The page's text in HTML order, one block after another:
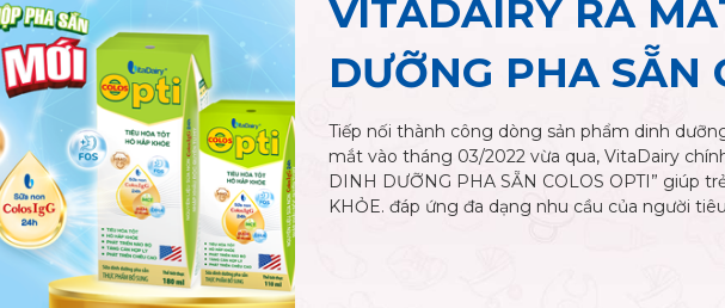
VITADAIRY RA
DƯỠNG PHA SẴN
Tiếp nối thành công dòng sản phẩm dinh
mắt vào tháng 03/2022 vừa qua, VitaDairy
DINH DƯỠNG PHA SẴN COLOS OPTI” giúp
KHỎE. đáp ứng đa dạng nhu cầu của người